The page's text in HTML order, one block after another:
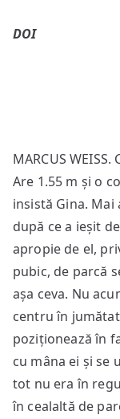
DOI
MARCUS
Are 1.55 m și o
insistă Gina.
după ce a ieșit
apropie de el,
pubic, de parcă
așa ceva. Nu
centru în
poziționează în
cu mâna ei și se
tot nu era în
în cealaltă de